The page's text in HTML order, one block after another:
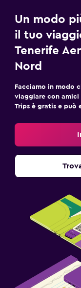
Un modo
il tuo
Tenerife
Nord
Facciamo in modo
viaggiare con amici
Trips è gratis e può